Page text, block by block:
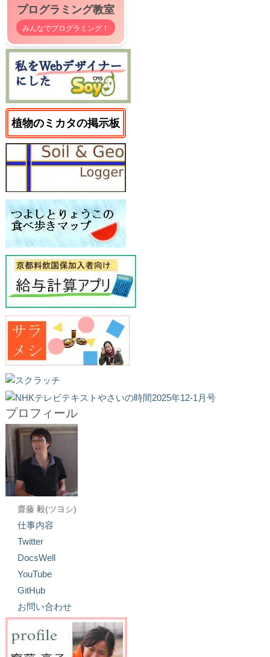
プログラミング教室
みんなでプログラミング！
植物のミカタの掲示板
プロフィール
齋藤 毅(ツヨシ)
仕事内容
Twitter
DocsWell
YouTube
GitHub
お問い合わせ